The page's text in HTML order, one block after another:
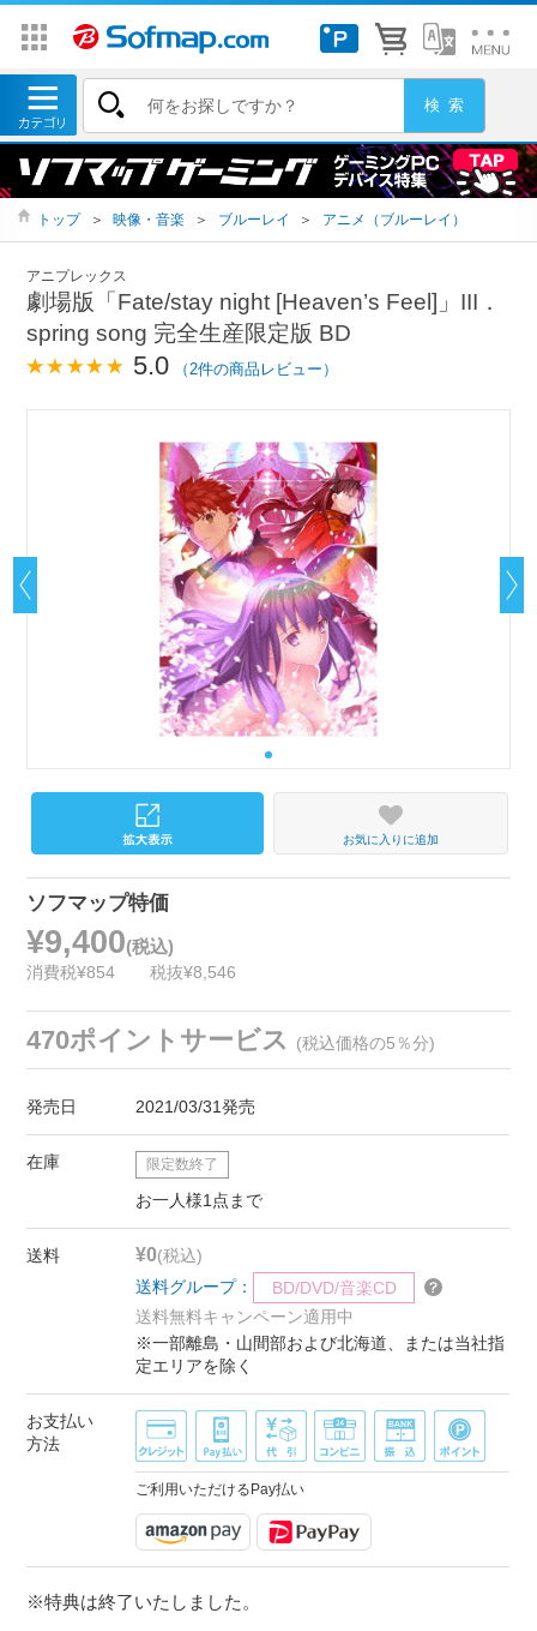
トップ ＞ 映像・音楽 ＞ ブルーレイ ＞ アニメ（ブルーレイ）
アニプレックス
劇場版「Fate/stay night [Heaven’s Feel]」III．
spring song 完全生産限定版 BD
5.0 （2件の商品レビュー）
お気に入りに追加
ソフマップ特価
¥9,400(税込)
消費税¥854 税抜¥8,546
470ポイントサービス (税込価格の5％分)
発売日 2021/03/31発売
在庫 限定数終了
お一人様1点まで
送料 ¥0(税込)
送料グループ：
BD/DVD/音楽CD
送料無料キャンペーン適用中
※一部離島・山間部および北海道、または当社指
定エリアを除く
お支払い
方法
ご利用いただけるPay払い
※特典は終了いたしました。